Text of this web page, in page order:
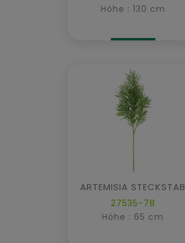
Höhe : 130 cm
ARTEMISIA STECKSTAB
27535-78
Höhe : 65 cm